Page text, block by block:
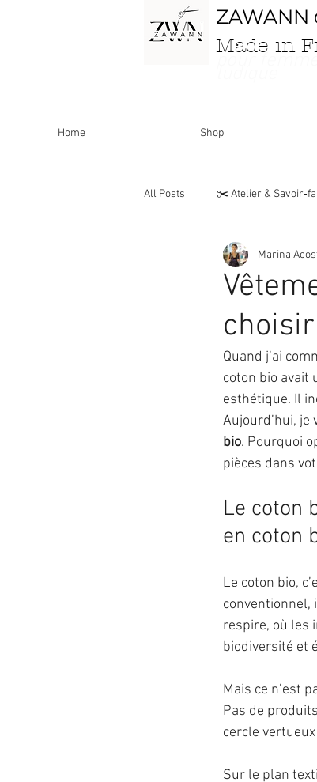
ZAWANN
Made in
Home Shop
All Posts ✂️ Atelier &
Personnalisations & Modèles
Marina
Quand j’ai
coton bio avait
esthétique. Il
Aujourd’hui, je
bio. Pourquoi
pièces dans
Le coton
en coton
Le coton bio,
conventionnel,
respire, où les
biodiversité et
Mais ce n’est
Pas de
cercle
Sur le plan